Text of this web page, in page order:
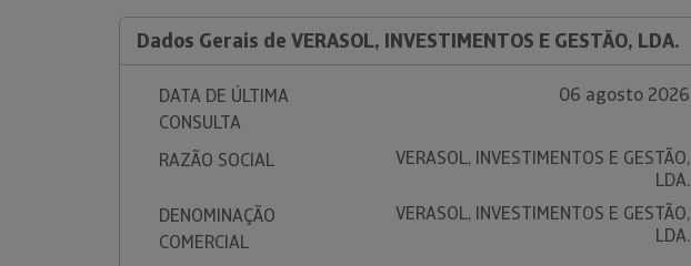
Dados Gerais de VERASOL, INVESTIMENTOS E GESTÃO, LDA.
DATA DE ÚLTIMA
CONSULTA
06 agosto 2026
RAZÃO SOCIAL
VERASOL, INVESTIMENTOS E GESTÃO,
LDA.
DENOMINAÇÃO
COMERCIAL
VERASOL, INVESTIMENTOS E GESTÃO,
LDA.